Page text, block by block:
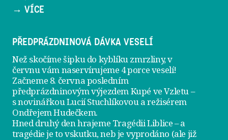
→ VÍCE
PŘEDPRÁZDNINOVÁ DÁVKA VESELÍ
Než skočíme šipku do kyblíku zmrzliny, v
červnu vám naservírujeme 4 porce veselí!
Začneme 8. června posledním
předprázdninovým výjezdemKupé ve Vzletu–
s novinářkou Lucií Stuchlíkovou a režisérem
Ondřejem Hudečkem.
Hned druhý den hrajeme Tragédii Liblice– a
tragédie je to vskutku, neb je vyprodáno (ale již